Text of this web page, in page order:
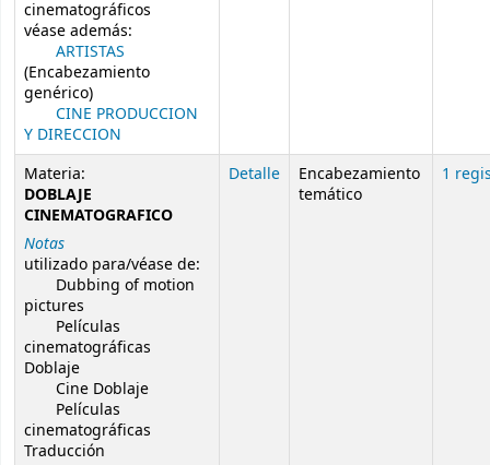
cinematográficos
véase además:
ARTISTAS
(Encabezamiento
genérico)
CINE PRODUCCION
Y DIRECCION
Materia:
DOBLAJE
CINEMATOGRAFICO
Notas
utilizado para/véase de:
Dubbing of motion
pictures
Películas
cinematográficas
Doblaje
Cine Doblaje
Películas
cinematográficas
Traducción
Detalle
Encabezamiento
temático
1